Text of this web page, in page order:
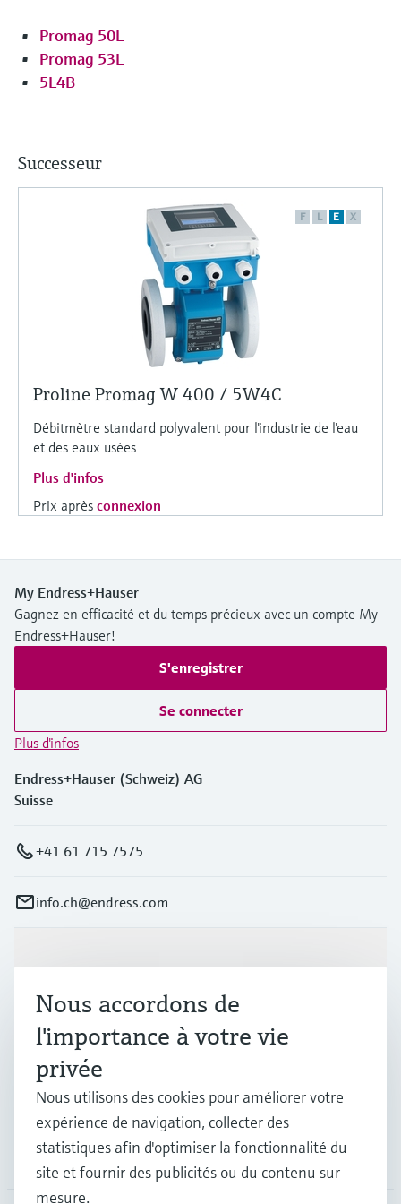
Promag 50L
Promag 53L
5L4B
Successeur
F L E X
Proline Promag W 400 / 5W4C
Débitmètre standard polyvalent pour l'industrie de l'eau
et des eaux usées
Plus d'infos
Prix après connexion
My Endress+Hauser
Gagnez en efficacité et du temps précieux avec un compte My
Endress+Hauser!
S'enregistrer
Se connecter
Plus d'infos
Endress+Hauser (Schweiz) AG
Suisse
+41 61 715 7575
info.ch@endress.com
Industries
Support
Société
Nous accordons de
l'importance à votre vie
privée
Nous utilisons des cookies pour améliorer votre
expérience de navigation, collecter des
statistiques afin d'optimiser la fonctionnalité du
site et fournir des publicités ou du contenu sur
mesure.